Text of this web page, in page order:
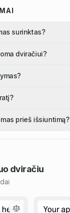
surinktas?
dviračiui?
prieš išsiuntimą?
dviračiu